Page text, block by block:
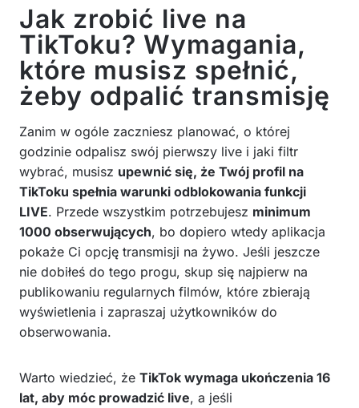
Jak zrobić live na
TikToku? Wymagania,
które musisz spełnić,
żeby odpalić transmisję
Zanim w ogóle zaczniesz planować, o której
godzinie odpalisz swój pierwszy live i jaki filtr
wybrać, musisz upewnić się, że Twój profil na
TikToku spełnia warunki odblokowania funkcji
LIVE. Przede wszystkim potrzebujesz minimum
1000 obserwujących, bo dopiero wtedy aplikacja
pokaże Ci opcję transmisji na żywo. Jeśli jeszcze
nie dobiłeś do tego progu, skup się najpierw na
publikowaniu regularnych filmów, które zbierają
wyświetlenia i zapraszaj użytkowników do
obserwowania.
Warto wiedzieć, że TikTok wymaga ukończenia 16
lat, aby móc prowadzić live, a jeśli